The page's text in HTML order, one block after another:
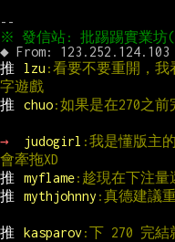
推
lzu :看要不要重開，我
字遊戲
推
chuo:如果是在270之前
→ judogirl :我是懂版主
會牽拖XD
推
myflame:趁現在下注量
推
mythjohnny :真德建議
推 kasparov:下 270 完結